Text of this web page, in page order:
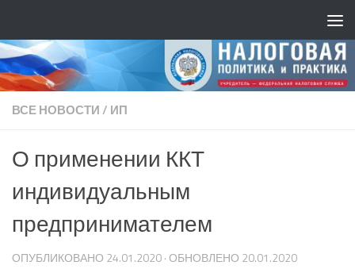
ВСЕ НОВОСТИ/ ИП
О применении ККТ
индивидуальным
предпринимателем
ОПУБЛИКОВАНО 24.01.2020· ОБНОВЛЕНО 20.01.2020